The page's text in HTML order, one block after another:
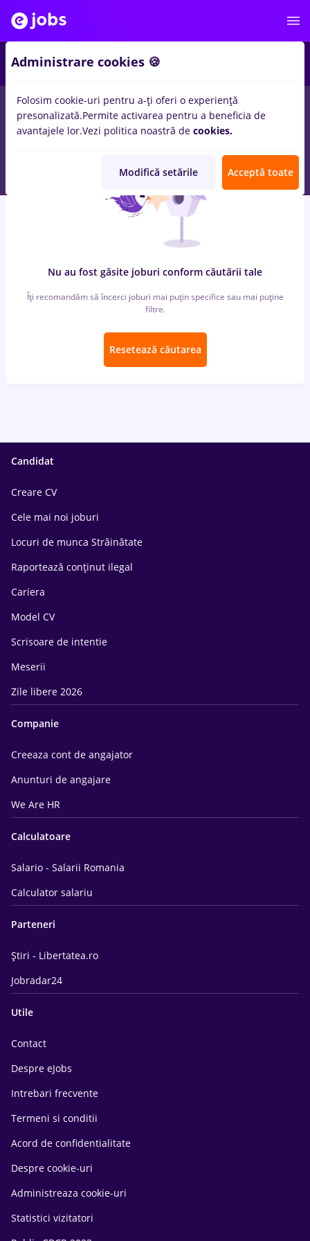
locuri de muncacercetare, Part time inCluj-Napoca
Student, Fara experientainConstructii / Instalatii
Nu au fost găsite joburi conform căutării tale
Îți recomandăm să încerci joburi mai puțin specifice sau mai puține
filtre.
Resetează căutarea
Candidat
Creare CV
Cele mai noi joburi
Locuri de munca Străinătate
Raportează conținut ilegal
Cariera
Model CV
Scrisoare de intentie
Meserii
Zile libere 2026
Companie
Creeaza cont de angajator
Anunturi de angajare
We Are HR
Calculatoare
Salario - Salarii Romania
Calculator salariu
Parteneri
Știri - Libertatea.ro
Jobradar24
Utile
Contact
Despre eJobs
Intrebari frecvente
Termeni si conditii
Acord de confidentialitate
Despre cookie-uri
Administreaza cookie-uri
Statistici vizitatori
Administrare cookies 🍪
Folosim cookie-uri pentru a-ți oferi o experiență
presonalizată.Permite activarea pentru a beneficia de
avantajele lor.Vezi politica noastră de cookies.
Modifică setările Acceptă toate